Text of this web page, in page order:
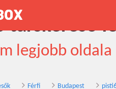
társkereső
legjobb oldala
Férfi Budapest